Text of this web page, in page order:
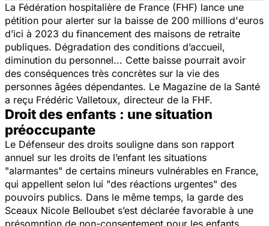
La Fédération hospitalière de France (FHF) lance une
pétition pour alerter sur la baisse de 200 millions d'euros
d’ici à 2023 du financement des maisons de retraite
publiques. Dégradation des conditions d’accueil,
diminution du personnel... Cette baisse pourrait avoir
des conséquences très concrètes sur la vie des
personnes âgées dépendantes. Le Magazine de la Santé
a reçu Frédéric Valletoux, directeur de la FHF.
Droit des enfants : une situation
préoccupante
Le Défenseur des droits souligne dans son rapport
annuel sur les droits de l’enfant les situations
"alarmantes" de certains mineurs vulnérables en France,
qui appellent selon lui "des réactions urgentes" des
pouvoirs publics. Dans le même temps, la garde des
Sceaux Nicole Belloubet s’est déclarée favorable à une
présomption de non-consentement pour les enfants